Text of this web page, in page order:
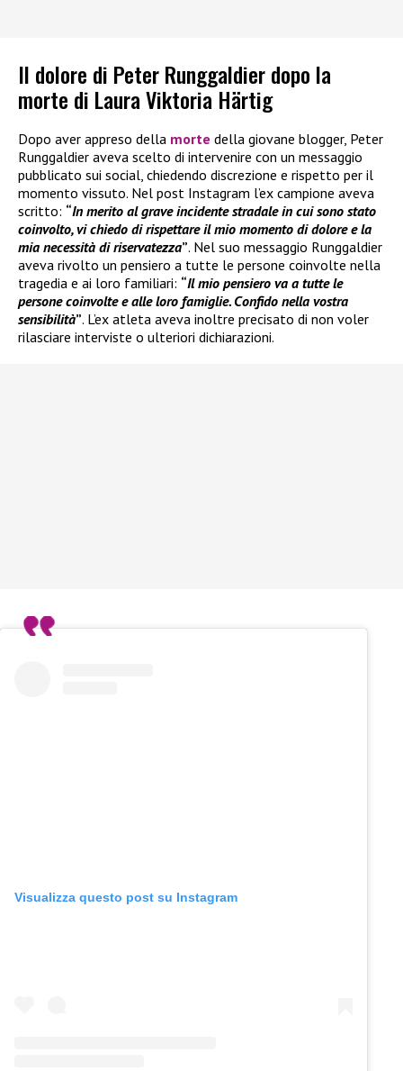
Il dolore di Peter Runggaldier dopo la
morte di Laura Viktoria Härtig
Dopo aver appreso della morte della giovane blogger, Peter
Runggaldier aveva scelto di intervenire con un messaggio
pubblicato sui social, chiedendo discrezione e rispetto per il
momento vissuto. Nel post Instagram l’ex campione aveva
scritto: “In merito al grave incidente stradale in cui sono stato
coinvolto, vi chiedo di rispettare il mio momento di dolore e la
mia necessità di riservatezza”. Nel suo messaggio Runggaldier
aveva rivolto un pensiero a tutte le persone coinvolte nella
tragedia e ai loro familiari: “Il mio pensiero va a tutte le
persone coinvolte e alle loro famiglie. Confido nella vostra
sensibilità”. L’ex atleta aveva inoltre precisato di non voler
rilasciare interviste o ulteriori dichiarazioni.
Visualizza questo post su Instagram